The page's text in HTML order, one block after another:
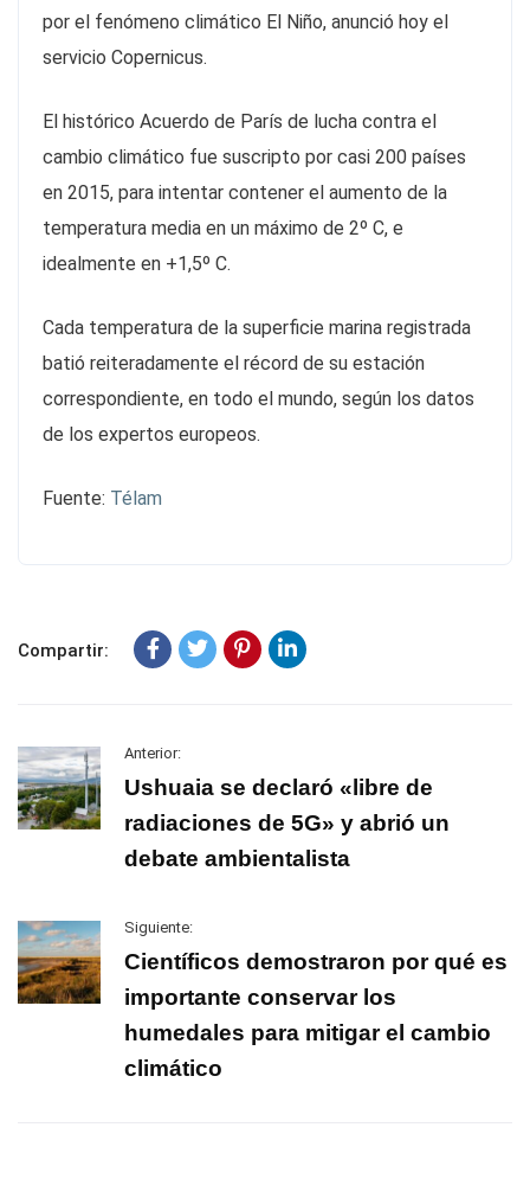
por el fenómeno climático El Niño, anunció hoy el
servicio Copernicus.
El histórico Acuerdo de París de lucha contra el
cambio climático fue suscripto por casi 200 países
en 2015, para intentar contener el aumento de la
temperatura media en un máximo de 2º C, e
idealmente en +1,5º C.
Cada temperatura de la superficie marina registrada
batió reiteradamente el récord de su estación
correspondiente, en todo el mundo, según los datos
de los expertos europeos.
Fuente: Télam
Compartir:
Anterior:
Ushuaia se declaró «libre de
radiaciones de 5G» y abrió un
debate ambientalista
Siguiente:
Científicos demostraron por qué es
importante conservar los
humedales para mitigar el cambio
climático